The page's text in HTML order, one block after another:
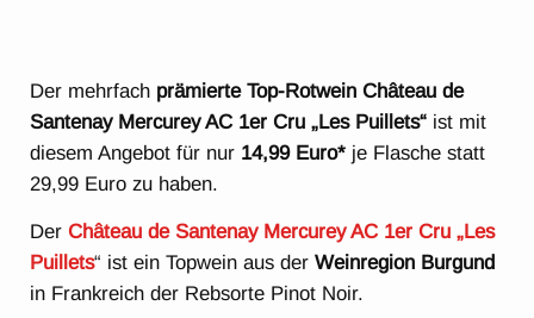
Der mehrfach prämierte Top-Rotwein Château de
Santenay Mercurey AC 1er Cru „Les Puillets“ ist mit
diesem Angebot für nur 14,99 Euro* je Flasche statt
29,99 Euro zu haben.
DerChâteau de Santenay Mercurey AC 1er Cru „Les
Puillets“ ist ein Topwein aus derWeinregion Burgund
in Frankreich der Rebsorte Pinot Noir.